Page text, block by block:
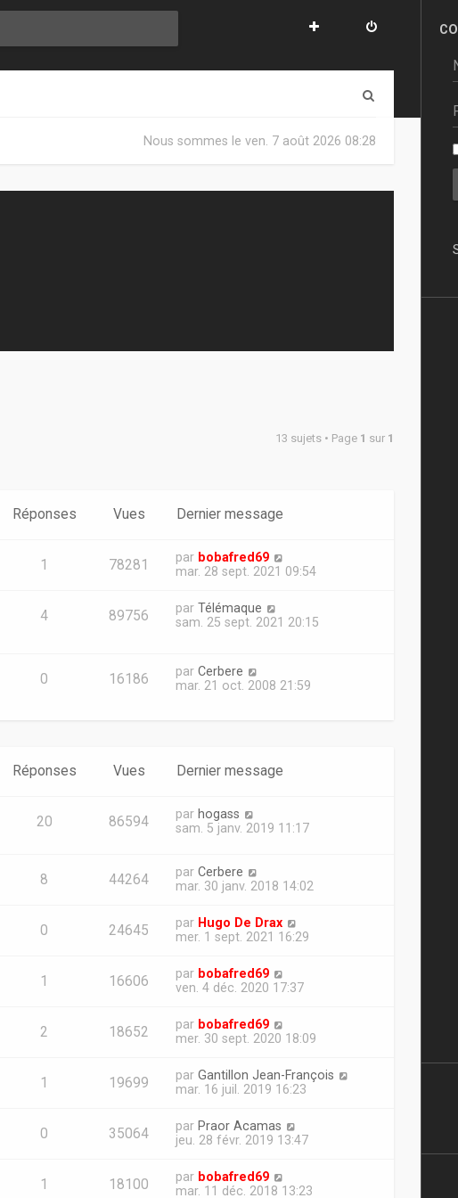
Nous sommes le ven. 7 août 2026 08:28
13 sujets • Page 1 sur 1
Réponses Vues Dernier message
1 78281 par bobafred69
mar. 28 sept. 2021 09:54
4 89756 par Télémaque
sam. 25 sept. 2021 20:15
0 16186 par Cerbere
mar. 21 oct. 2008 21:59
Réponses Vues Dernier message
20 86594 par hogass
sam. 5 janv. 2019 11:17
8 44264 par Cerbere
mar. 30 janv. 2018 14:02
0 24645 par Hugo De Drax
mer. 1 sept. 2021 16:29
1 16606 par bobafred69
ven. 4 déc. 2020 17:37
2 18652 par bobafred69
mer. 30 sept. 2020 18:09
1 19699 par Gantillon Jean-François
mar. 16 juil. 2019 16:23
0 35064 par Praor Acamas
jeu. 28 févr. 2019 13:47
1 18100 par bobafred69
mar. 11 déc. 2018 13:23